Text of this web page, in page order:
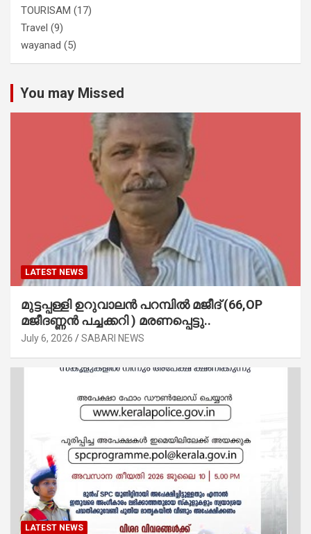
TOURISAM (17)
Travel (9)
wayanad (5)
You may Missed
LATEST NEWS
മുട്ടപ്പള്ളി ഉറുവാലൻ പറമ്പിൽ മജീദ് (66,OP
മജീദണ്ണൻ പച്ചക്കറി ) മരണപ്പെട്ടു..
July 6, 2026 SABARI NEWS
LATEST NEWS